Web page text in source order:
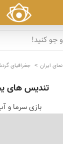
نمای ایران جغرافیای
تندیس های
بازی سرما و